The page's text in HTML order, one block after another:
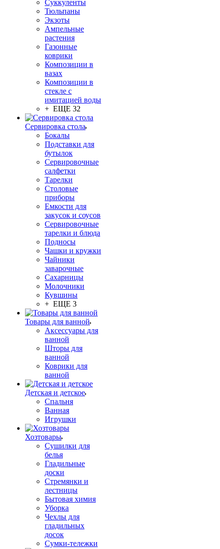
Суккуленты
Тюльпаны
Экзоты
Ампельные
растения
Газонные
коврики
Композиции в
вазах
Композиции в
стекле с
имитацией воды
+ ЕЩЕ 32
Сервировка стола
Бокалы
Подставки для
бутылок
Сервировочные
салфетки
Тарелки
Столовые
приборы
Емкости для
закусок и соусов
Сервировочные
тарелки и блюда
Подносы
Чашки и кружки
Чайники
заварочные
Сахарницы
Молочники
Кувшины
+ ЕЩЕ 3
Товары для ванной
Аксессуары для
ванной
Шторы для
ванной
Коврики для
ванной
Детская и детское
Спальня
Ванная
Игрушки
Хозтовары
Сушилки для
белья
Гладильные
доски
Стремянки и
лестницы
Бытовая химия
Уборка
Чехлы для
гладильных
досок
Сумки-тележки